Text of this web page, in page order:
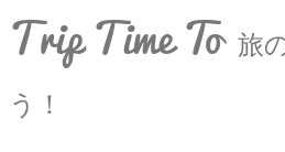
Trip Time To 旅
う！